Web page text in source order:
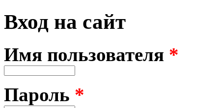
Вход на сайт
Имя пользователя *
Пароль *